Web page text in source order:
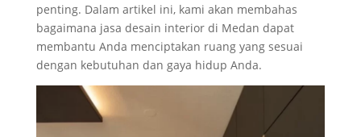
penting. Dalam artikel ini, kami akan membahas
bagaimana jasa desain interior di Medan dapat
membantu Anda menciptakan ruang yang sesuai
dengan kebutuhan dan gaya hidup Anda.